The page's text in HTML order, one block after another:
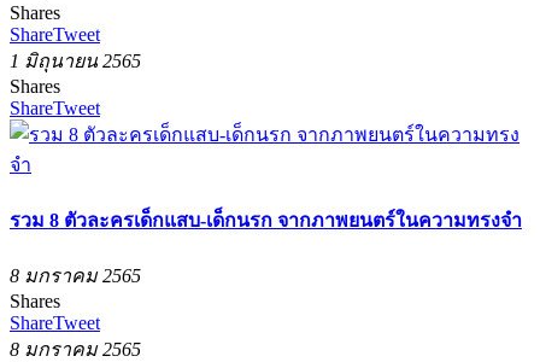
Shares
ShareTweet
1 มิถุนายน 2565
Shares
ShareTweet
รวม 8 ตัวละครเด็กแสบ-เด็กนรก จากภาพยนตร์ในความทรงจำ
8 มกราคม 2565
Shares
ShareTweet
8 มกราคม 2565